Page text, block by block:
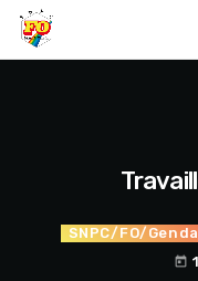
SNPC/FO/
today